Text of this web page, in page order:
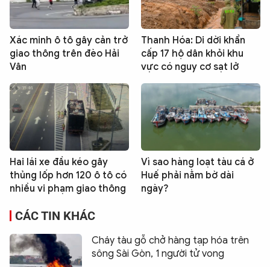
Xác minh ô tô gây cản trở
giao thông trên đèo Hải
Vân
Thanh Hóa: Di dời khẩn
cấp 17 hộ dân khỏi khu
vực có nguy cơ sạt lở
Hai lái xe đầu kéo gây
thủng lốp hơn 120 ô tô có
nhiều vi phạm giao thông
Vì sao hàng loạt tàu cá ở
Huế phải nằm bờ dài
ngày?
CÁC TIN KHÁC
Cháy tàu gỗ chở hàng tạp hóa trên
sông Sài Gòn, 1 người tử vong